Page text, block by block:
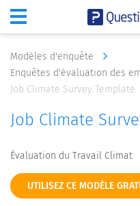
Modèles d'enquête
Enquêtes d'évaluation des
Job Climate Survey Template
Job Climate
Évaluation du Travail Climat
UTILISEZ CE MODÈLE